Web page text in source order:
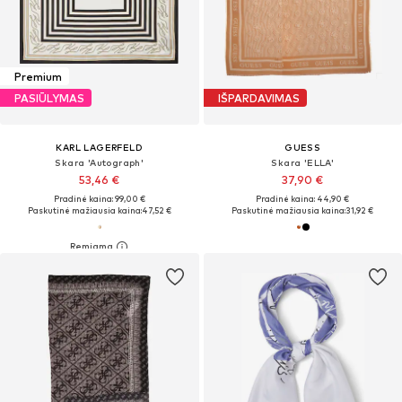
Premium
PASIŪLYMAS
KARL LAGERFELD
Skara 'Autograph'
53,46 €
Pradinė kaina: 99,00 €
Paskutinė mažiausia kaina:47,52 €
IŠPARDAVIMAS
GUESS
Skara 'ELLA'
37,90 €
Pradinė kaina: 44,90 €
Paskutinė mažiausia kaina:31,92 €